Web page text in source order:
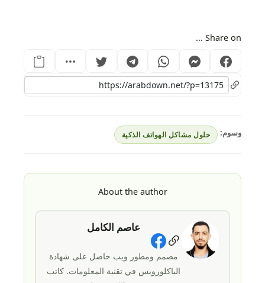
Share on ...
وسوم: حلول مشاكل الهواتف الذكية
About the author
عاصم الكامل
Social Links
مصمم ومطور ويب حاصل على شهادة
الباكلورويس في تقنية المعلومات. كاتب